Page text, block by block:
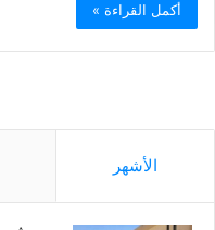
أكمل القراءة »
الأشهر